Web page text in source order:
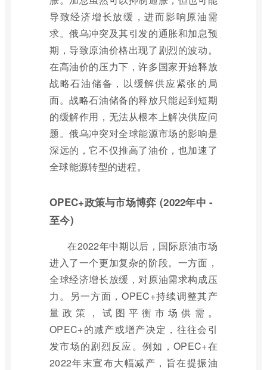
导致经济增长放缓，进而影响原油需
求。俄乌冲突及其引发的通胀和加息预
期，导致原油价格出现了剧烈的波动。
在高油价的压力下，许多国家开始释放
战略石油储备，以缓解供应紧张的局
面。战略石油储备的释放只能起到短期
的缓解作用，无法从根本上解决供应问
题。俄乌冲突对全球能源市场的影响是
深远的，它不仅推高了油价，也加速了
全球能源转型的进程。
OPEC+政策与市场博弈 (2022年中 -
至今)
在2022年中期以后，国际原油市场
进入了一个更加复杂的阶段。一方面，
全球经济增长放缓，对原油需求构成压
力。另一方面，OPEC+持续调整其产
量政策，试图平衡市场供需。
OPEC+的减产或增产决定，往往会引
发市场的剧烈反应。例如，OPEC+在
2022年末宣布大幅减产，旨在提振油